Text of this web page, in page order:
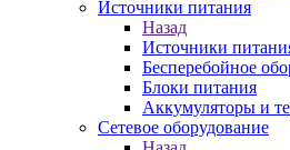
Источники питания
Назад
Источники
Бесперебойное
Блоки питания
Аккумуляторы и
Сетевое оборудование